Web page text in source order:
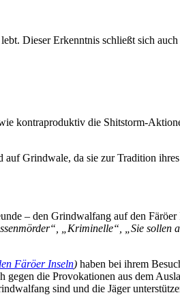
Dieser Erkenntnis schließt sich auch
kontraproduktiv die Shitstorm-
Grindwale, da sie zur Tradition
– den Grindwalfang auf den Färöer
„Kriminelle“, „Sie
Färöer Inseln) haben bei ihrem
die Provokationen aus dem
sind und die Jäger